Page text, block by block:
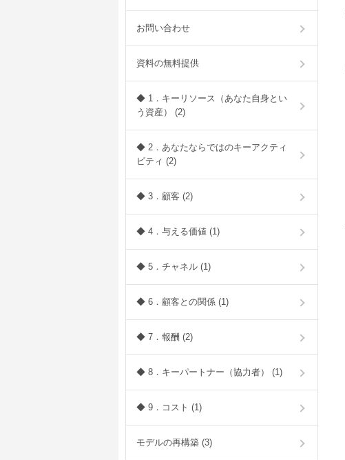
お問い合わせ
資料の無料提供
◆ 1．キーリソース（あなた自身とい
う資産） (2)
◆ 2．あなたならではのキーアクティ
ビティ (2)
◆ 3．顧客 (2)
◆ 4．与える価値 (1)
◆ 5．チャネル (1)
◆ 6．顧客との関係 (1)
◆ 7．報酬 (2)
◆ 8．キーパートナー（協力者） (1)
◆ 9．コスト (1)
モデルの再構築 (3)